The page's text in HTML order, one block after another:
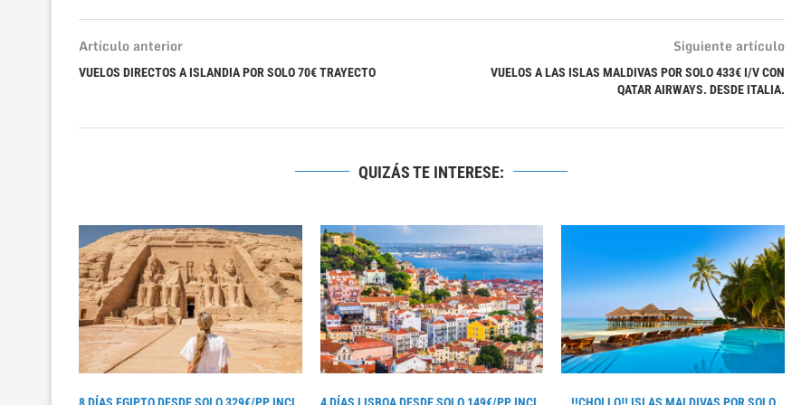
Artículo anterior
VUELOS DIRECTOS A ISLANDIA POR SOLO 70€ TRAYECTO
Siguiente artículo
VUELOS A LAS ISLAS MALDIVAS POR SOLO 433€ I/V CON
QATAR AIRWAYS. DESDE ITALIA.
QUIZÁS TE INTERESE: